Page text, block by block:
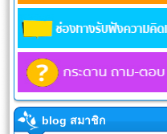
blog สมาชิก